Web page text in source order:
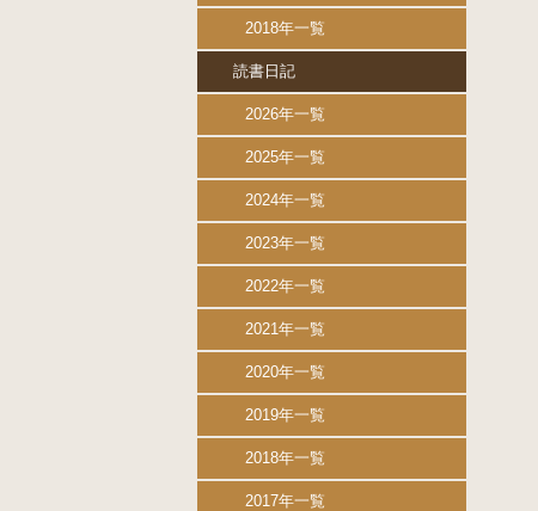
2018年一覧
読書日記
2026年一覧
2025年一覧
2024年一覧
2023年一覧
2022年一覧
2021年一覧
2020年一覧
2019年一覧
2018年一覧
2017年一覧